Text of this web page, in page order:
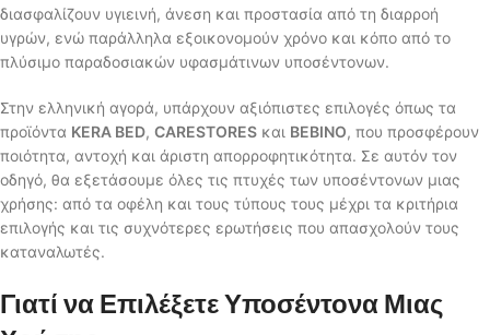
διασφαλίζουν υγιεινή, άνεση και προστασία από τη διαρροή
υγρών, ενώ παράλληλα εξοικονομούν χρόνο και κόπο από το
πλύσιμο παραδοσιακών υφασμάτινων υποσέντονων.
Στην ελληνική αγορά, υπάρχουν αξιόπιστες επιλογές όπως τα
προϊόντα KERA BED, CARESTORES και BEBINO, που προσφέρουν
ποιότητα, αντοχή και άριστη απορροφητικότητα. Σε αυτόν τον
οδηγό, θα εξετάσουμε όλες τις πτυχές των υποσέντονων μιας
χρήσης: από τα οφέλη και τους τύπους τους μέχρι τα κριτήρια
επιλογής και τις συχνότερες ερωτήσεις που απασχολούν τους
καταναλωτές.
Γιατί να Επιλέξετε Υποσέντονα Μιας